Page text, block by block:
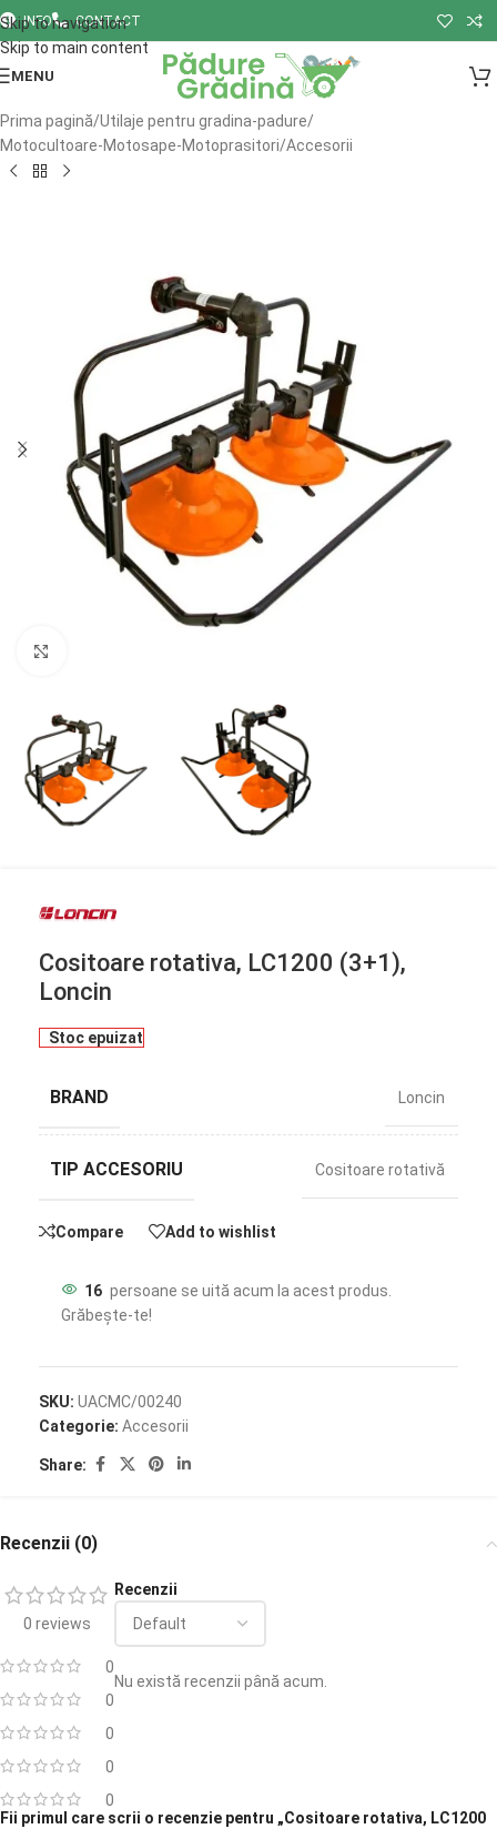
Skip to navigation
Skip to main content
INFO CONTACT
MENU
Prima pagină/Utilaje pentru gradina-padure/
Motocultoare-Motosape-Motoprasitori/Accesorii
Cositoare rotativa, LC1200 (3+1),
Loncin
Stoc epuizat
BRAND Loncin
TIP ACCESORIU Cositoare rotativă
Compare Add to wishlist
16 persoane se uită acum la acest produs.
Grăbește-te!
SKU: UACMC/00240
Categorie: Accesorii
Share:
Recenzii (0)
0 reviews
0
0
0
0
0
Recenzii
Nu există recenzii până acum.
Fii primul care scrii o recenzie pentru „Cositoare rotativa, LC1200